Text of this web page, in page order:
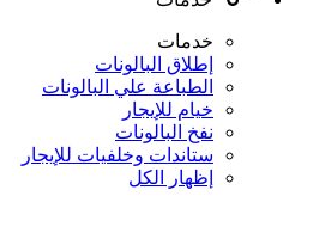
خدمات
إطلاق البالونات
الطباعة علي البالونات
خيام للإيجار
نفخ البالونات
ستاندات وخلفيات للإيجار
إظهار الكل